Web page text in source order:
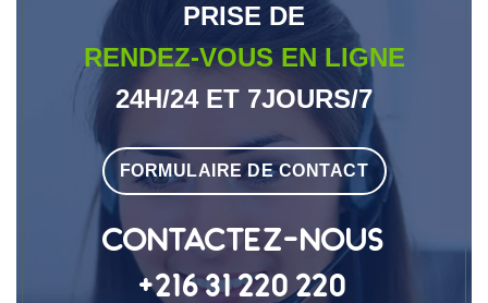
PRISE DE
RENDEZ-VOUS EN LIGNE
24H/24 ET 7JOURS/7
FORMULAIRE DE CONTACT
CONTACTEZ-NOUS
+216 31 220 220